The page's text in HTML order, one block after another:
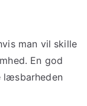
man vil skille
En god
læsbarheden